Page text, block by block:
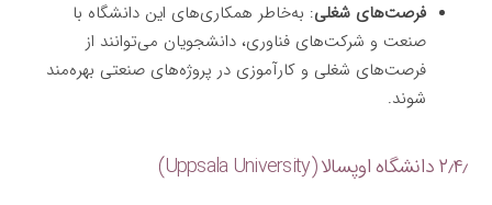
فرصت‌های شغلی: به‌خاطر همکاری‌های این دانشگاه با
صنعت و شرکت‌های فناوری، دانشجویان می‌توانند از
فرصت‌های شغلی و کارآموزی در پروژه‌های صنعتی بهره‌مند
شوند.
۲٫۴٫ دانشگاه اوپسالا (Uppsala University)